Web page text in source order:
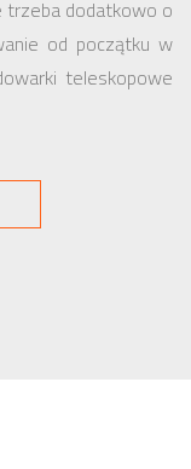
trzeba dodatkowo o
od początku w
teleskopowe